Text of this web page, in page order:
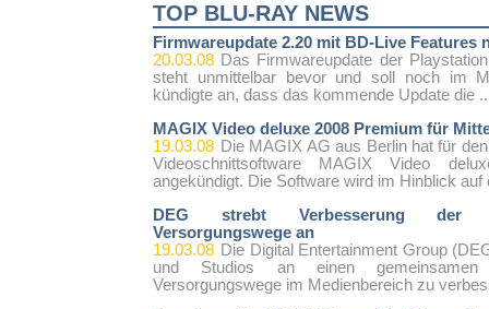
TOP BLU-RAY NEWS
Firmwareupdate 2.20 mit BD-Live Features
20.03.08 Das Firmwareupdate der
steht unmittelbar bevor und soll noch im
kündigte an, dass das kommende Update die
MAGIX Video deluxe 2008 Premium für
19.03.08 Die MAGIX AG aus Berlin hat für
Videoschnittsoftware MAGIX Video
angekündigt. Die Software wird im Hinblick
DEG strebt Verbesserung der
Versorgungswege an
19.03.08 Die Digital Entertainment Group
und Studios an einen
Versorgungswege im Medienbereich zu